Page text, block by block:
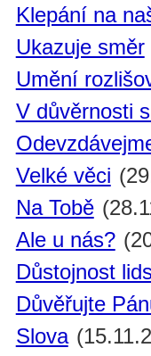
Klepání na
Ukazuje směr
Umění
V důvěrnosti
Velké věci
Na Tobě
Ale u nás?
Důstojnost
Důvěřujte
Slova